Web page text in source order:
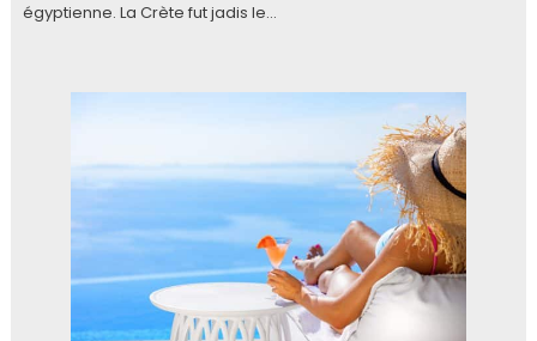
égyptienne. La Crète fut jadis le…